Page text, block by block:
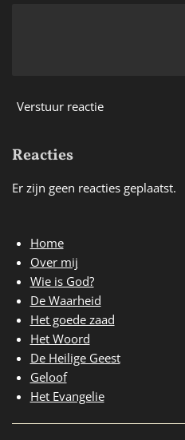
Verstuur reactie
Reacties
Er zijn geen reacties geplaatst.
Home
Over mij
Wie is God?
De Waarheid
Het goede zaad
Het Woord
De Heilige Geest
Geloof
Het Evangelie